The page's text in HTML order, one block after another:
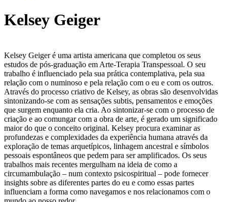
Kelsey Geiger
Kelsey Geiger é uma artista americana que completou os seus
estudos de pós-graduação em Arte-Terapia Transpessoal. O seu
trabalho é influenciado pela sua prática contemplativa, pela sua
relação com o numinoso e pela relação com o eu e com os outros.
Através do processo criativo de Kelsey, as obras são desenvolvidas
sintonizando-se com as sensações subtis, pensamentos e emoções
que surgem enquanto ela cria. Ao sintonizar-se com o processo de
criação e ao comungar com a obra de arte, é gerado um significado
maior do que o conceito original. Kelsey procura examinar as
profundezas e complexidades da experiência humana através da
exploração de temas arquetípicos, linhagem ancestral e símbolos
pessoais espontâneos que pedem para ser amplificados. Os seus
trabalhos mais recentes mergulham na ideia de como a
circumambulação – num contexto psicospiritual – pode fornecer
insights sobre as diferentes partes do eu e como essas partes
influenciam a forma como navegamos e nos relacionamos com o